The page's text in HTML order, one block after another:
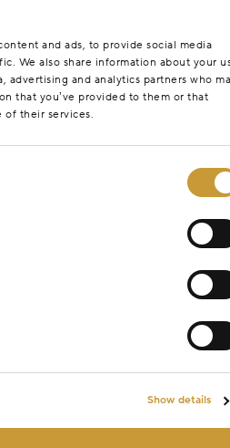
and ads, to provide social media
We also share information about your
advertising and analytics partners who
that you’ve provided to them or that
of their services.
Show details